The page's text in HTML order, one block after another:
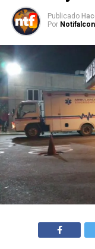
Publicado
Por Notifalcon